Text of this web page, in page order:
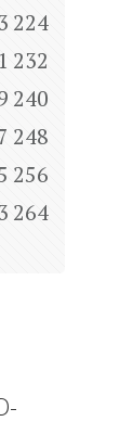
224
232
240
248
256
264